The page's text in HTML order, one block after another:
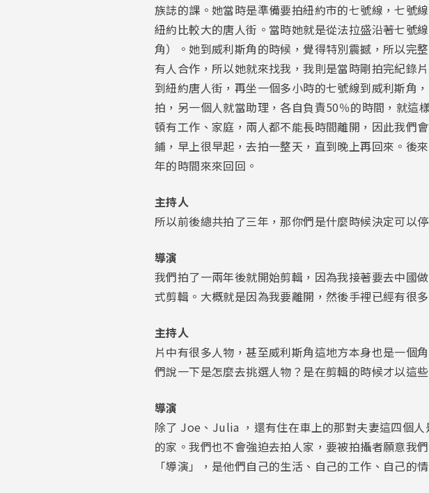
族誌的課。她當時是準備要拍紐約市的七號線，七號
紐約比較大的唐人街。當時她就是從法拉盛沿著七
角）。她到威利斯角的時候，覺得特別震撼，所以完
有人合作，所以她就來找我，我則是當時剛拍完紀錄
到紐約唐人街，再坐一個多小時的七號線到威利斯角
拍，另一個人就當助理，各自負責50％的時間，就這
頓有工作、家庭，兩人都不能長時間離開，因此我們
鋪，早上很早起，去拍一整天，直到晚上再回來。後
年的時間來來回回。
主持人
所以前後總共拍了三年，那你們是什麼時候決定可以
導演
我們拍了一兩年後就開始剪輯，因為我接著要去中國
式剪輯。大概就是因為我要離開，然後手裡已經有很
主持人
片中有很多人物，甚至威利斯角這地方本身也是一個
們說一下是怎麼去挑選人物？是在剪輯的時候才以這
導演
除了 Joe、Julia ，還有住在車上的那對夫妻這四個
的家。我們也不會強迫去拍人家，要被拍攝者願意我
「導演」，是他們自己的生活、自己的工作、自己的